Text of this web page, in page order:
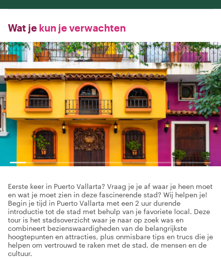
Wat je kun je verwachten
Eerste keer in Puerto Vallarta? Vraag je je af waar je heen moet
en wat je moet zien in deze fascinerende stad? Wij helpen je!
Begin je tijd in Puerto Vallarta met een 2 uur durende
introductie tot de stad met behulp van je favoriete local. Deze
tour is het stadsoverzicht waar je naar op zoek was en
combineert bezienswaardigheden van de belangrijkste
hoogtepunten en attracties, plus onmisbare tips en trucs die je
helpen om vertrouwd te raken met de stad, de mensen en de
cultuur.